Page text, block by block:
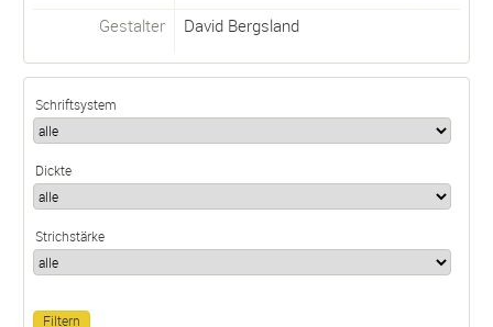
Gestalter David Bergsland
Schriftsystem
Dickte
Strichstärke